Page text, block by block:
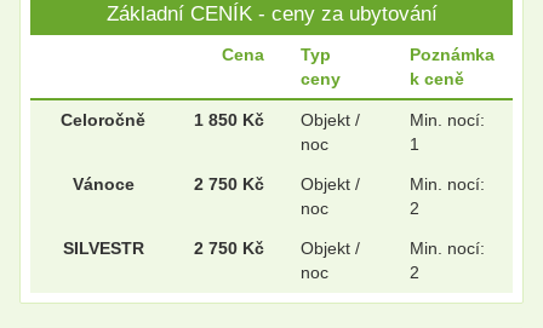
Základní CENÍK - ceny za ubytování
Cena
Typ
ceny
Poznámka
k ceně
Celoročně 1 850 Kč
Objekt /
noc
Min. nocí:
1
Vánoce 2 750 Kč
Objekt /
noc
Min. nocí:
2
SILVESTR 2 750 Kč
Objekt /
noc
Min. nocí:
2